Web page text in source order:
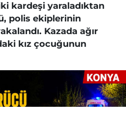
kardeşi yaraladıktan
polis ekiplerinin
Kazada ağır
kız çocuğunun